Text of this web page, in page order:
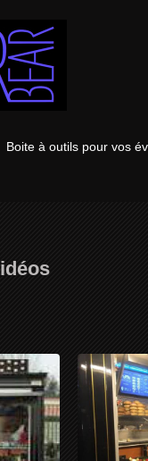
Boite à outils pour vos